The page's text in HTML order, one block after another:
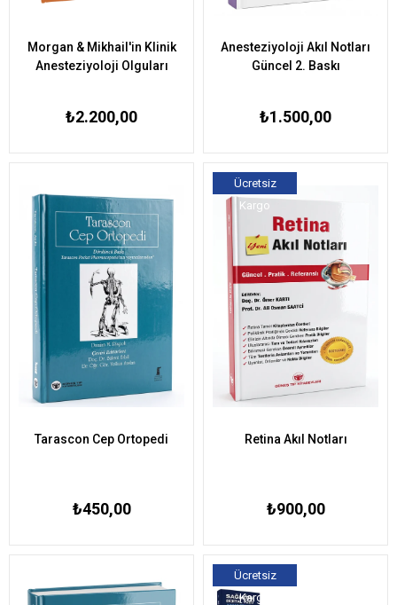
Morgan & Mikhail'in Klinik
Anesteziyoloji Olguları
₺2.200,00
Anesteziyoloji Akıl Notları
Güncel 2. Baskı
₺1.500,00
Tarascon Cep Ortopedi
₺450,00
Retina Akıl Notları
₺900,00
Ücretsiz
Kargo
Ücretsiz
Kargo